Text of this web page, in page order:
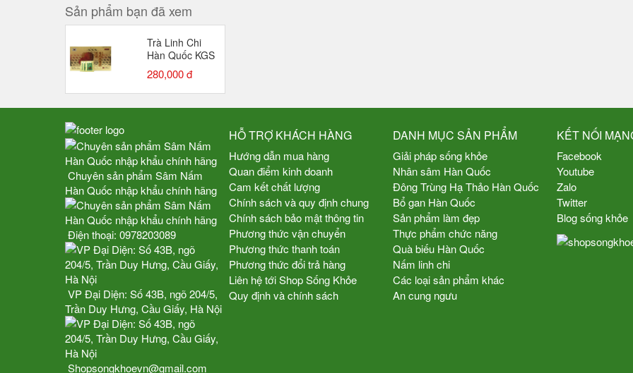
Sản phẩm bạn đã xem
Trà Linh Chi
Hàn Quốc KGS
hộp 100 gói x
3gr
280,000 đ
Chuyên sản phẩm Sâm Nấm
Hàn Quốc nhập khẩu chính hãng
Điện thoại: 0978203089
VP Đại Diện: Số 43B, ngõ 204/5,
Trần Duy Hưng, Cầu Giấy, Hà Nội
Shopsongkhoevn@gmail.com
HỖ TRỢ KHÁCH HÀNG
Hướng dẫn mua hàng
Quan điểm kinh doanh
Cam kết chất lượng
Chính sách và quy định chung
Chính sách bảo mật thông tin
Phương thức vận chuyển
Phương thức thanh toán
Phương thức đổi trả hàng
Liên hệ tới Shop Sống Khỏe
Quy định và chính sách
DANH MỤC SẢN PHẨM
Giải pháp sống khỏe
Nhân sâm Hàn Quốc
Đông Trùng Hạ Thảo Hàn Quốc
Bổ gan Hàn Quốc
Sản phẩm làm đẹp
Thực phẩm chức năng
Quà biếu Hàn Quốc
Nấm linh chi
Các loại sản phẩm khác
An cung ngưu
KẾT NỐI
Facebook
Youtube
Zalo
Twitter
Blog sống khỏe